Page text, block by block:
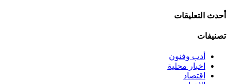
أحدث التعليقات
تصنيفات
أدب وفنون
اخبار محلية
اقتصاد